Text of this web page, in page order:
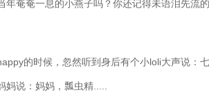
年奄奄一息的小燕子吗？你还记得未语泪先流
的时候，忽然听到身后有个小loli大声说：
说：妈妈，瓢虫精.....